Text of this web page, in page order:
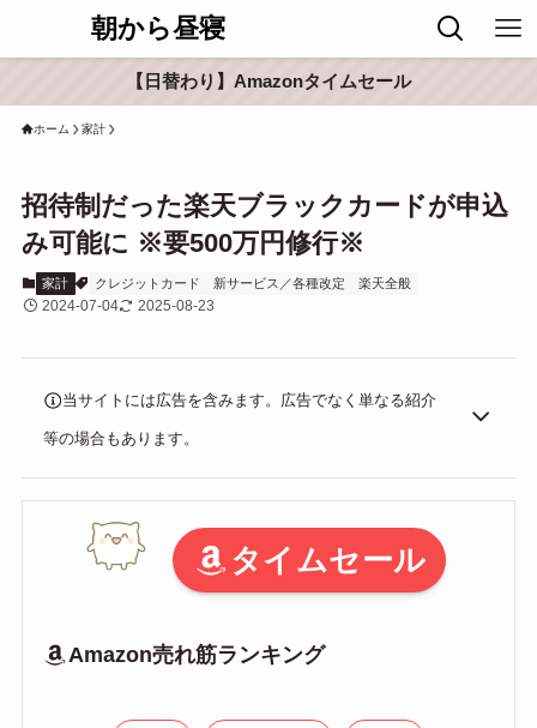
朝から昼寝
【日替わり】Amazonタイムセール
ホーム 家計
招待制だった楽天ブラックカードが申込
み可能に ※要500万円修行※
家計 クレジットカード 新サービス／各種改定 楽天全般
2024-07-04 2025-08-23
当サイトには広告を含みます。広告でなく単なる紹介
等の場合もあります。
タイムセール
Amazon売れ筋ランキング